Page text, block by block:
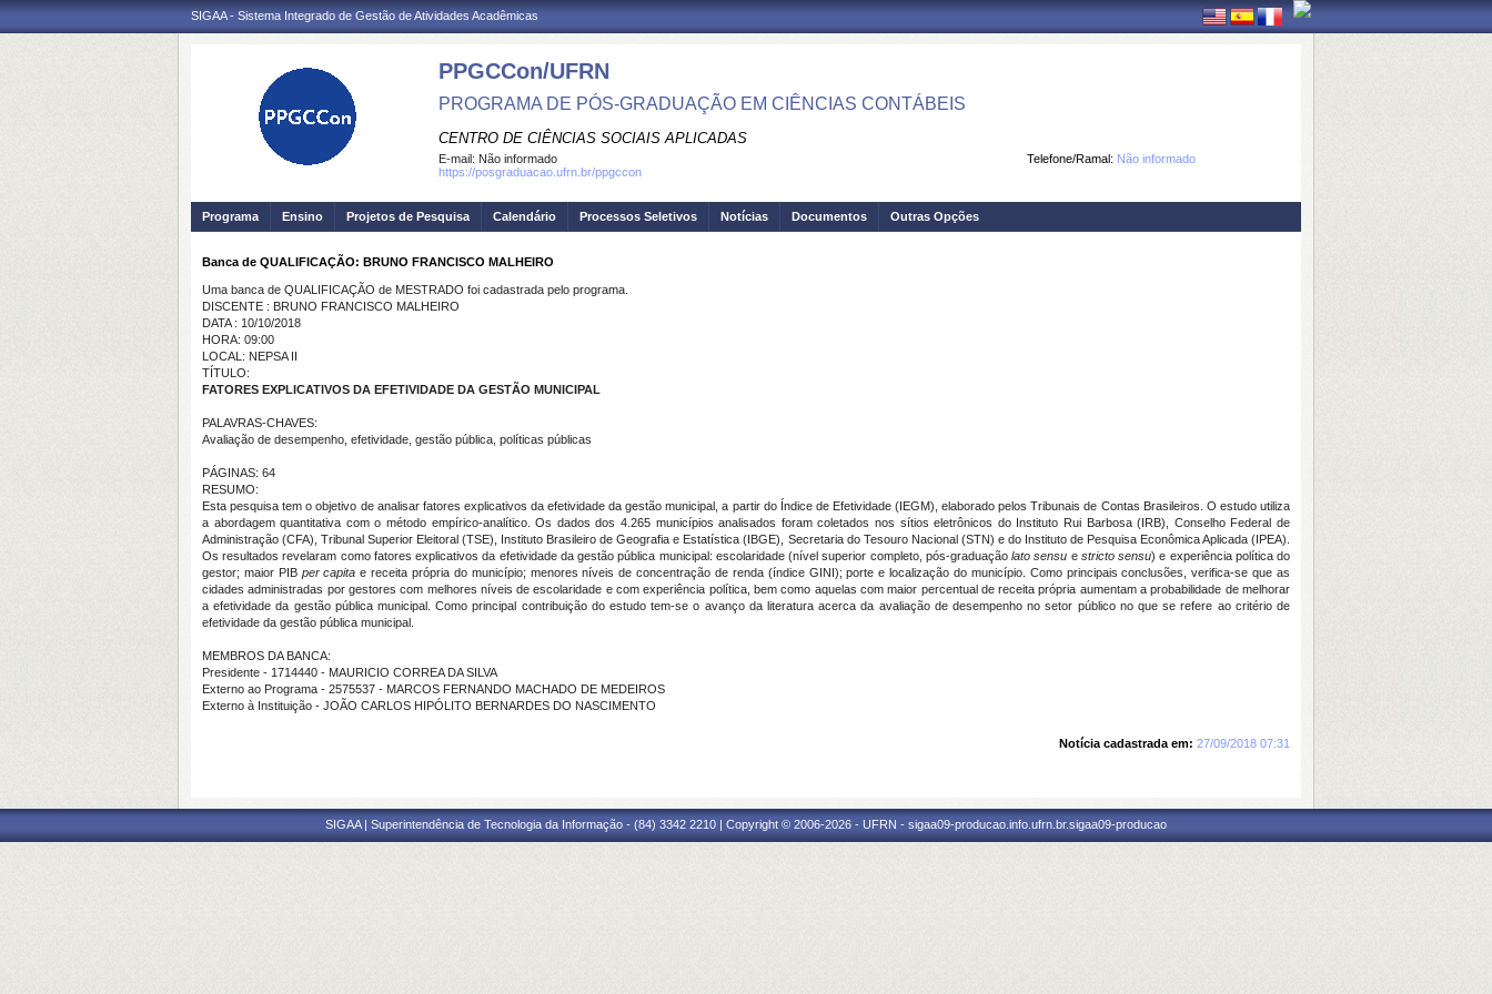
SIGAA - Sistema Integrado de Gestão de Atividades Acadêmicas
PPGCCon/UFRN
PROGRAMA DE PÓS-GRADUAÇÃO EM CIÊNCIAS CONTÁBEIS
CENTRO DE CIÊNCIAS SOCIAIS APLICADAS
Telefone/Ramal: Não informado
E-mail: Não informado
https://posgraduacao.ufrn.br/ppgccon
Programa Ensino Projetos de Pesquisa Calendário Processos Seletivos Notícias Documentos Outras Opções
Banca de QUALIFICAÇÃO: BRUNO FRANCISCO MALHEIRO
Uma banca de QUALIFICAÇÃO de MESTRADO foi cadastrada pelo programa.
DISCENTE : BRUNO FRANCISCO MALHEIRO
DATA : 10/10/2018
HORA: 09:00
LOCAL: NEPSA II
TÍTULO:
FATORES EXPLICATIVOS DA EFETIVIDADE DA GESTÃO MUNICIPAL
PALAVRAS-CHAVES:
Avaliação de desempenho, efetividade, gestão pública, políticas públicas
PÁGINAS: 64
RESUMO:
Esta pesquisa tem o objetivo de analisar fatores explicativos da efetividade da gestão municipal, a partir do Índice de Efetividade (IEGM), elaborado pelos Tribunais de Contas Brasileiros. O estudo utiliza
a abordagem quantitativa com o método empírico-analítico. Os dados dos 4.265 municípios analisados foram coletados nos sítios eletrônicos do Instituto Rui Barbosa (IRB), Conselho Federal de
Administração (CFA), Tribunal Superior Eleitoral (TSE), Instituto Brasileiro de Geografia e Estatística (IBGE), Secretaria do Tesouro Nacional (STN) e do Instituto de Pesquisa Econômica Aplicada (IPEA).
Os resultados revelaram como fatores explicativos da efetividade da gestão pública municipal: escolaridade (nível superior completo, pós-graduaçãolato sensu e stricto sensu) e experiência política do
gestor; maior PIB per capita e receita própria do município; menores níveis de concentração de renda (índice GINI); porte e localização do município. Como principais conclusões, verifica-se que as
cidades administradas por gestores com melhores níveis de escolaridade e com experiência política, bem como aquelas com maior percentual de receita própria aumentam a probabilidade de melhorar
a efetividade da gestão pública municipal. Como principal contribuição do estudo tem-se o avanço da literatura acerca da avaliação de desempenho no setor público no que se refere ao critério de
efetividade da gestão pública municipal.
MEMBROS DA BANCA:
Presidente - 1714440 - MAURICIO CORREA DA SILVA
Externo ao Programa - 2575537 - MARCOS FERNANDO MACHADO DE MEDEIROS
Externo à Instituição - JOÃO CARLOS HIPÓLITO BERNARDES DO NASCIMENTO
Notícia cadastrada em: 27/09/2018 07:31
SIGAA | Superintendência de Tecnologia da Informação - (84) 3342 2210 | Copyright © 2006-2026 - UFRN - sigaa09-producao.info.ufrn.br.sigaa09-producao